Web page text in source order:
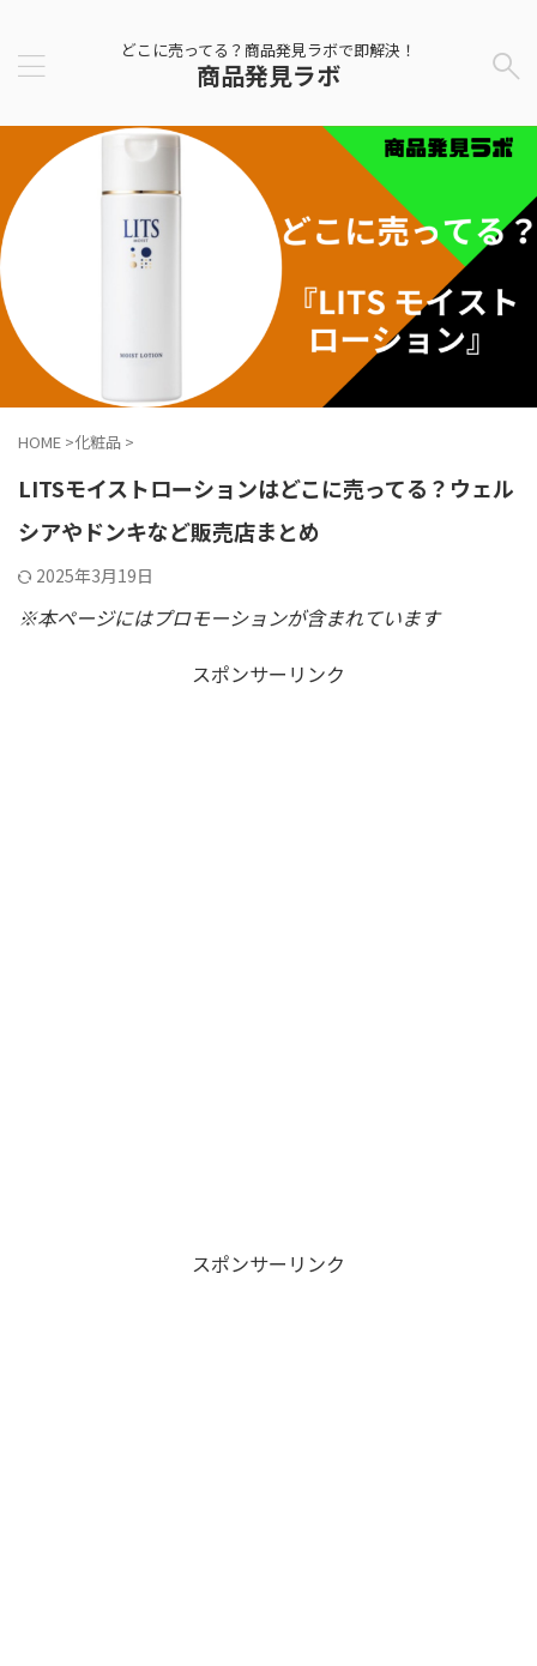
どこに売ってる？商品発見ラボで即解決！
商品発見ラボ
HOME >化粧品 >
LITSモイストローションはどこに売ってる？ウェル
シアやドンキなど販売店まとめ
2025年3月19日
※本ページにはプロモーションが含まれています
スポンサーリンク
スポンサーリンク